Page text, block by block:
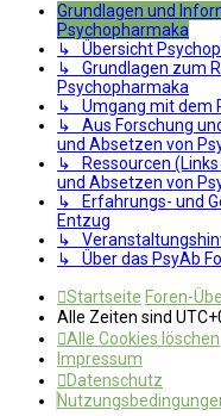
Grundlagen und
Psychopharmaka
↳ Übersicht
↳ Grundlagen zum
Psychopharmaka
↳ Umgang mit dem
↳ Aus Forschung
und Absetzen von
↳ Ressourcen (Links
und Absetzen von
↳ Erfahrungs- und
Entzug
↳
↳ Über das PsyAb
Startseite Foren-
Alle Zeiten sind
Alle Cookies löschen
Impressum
Datenschutz